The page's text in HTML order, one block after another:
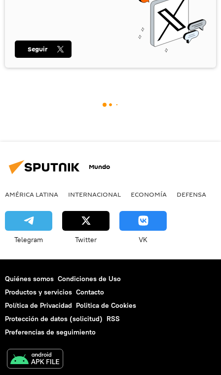
Seguir
Mundo
AMÉRICA LATINA INTERNACIONAL ECONOMÍA DEFENSA
Telegram Twitter VK
Quiénes somos Condiciones de Uso
Productos y servicios Contacto
Política de Privacidad Politica de Cookies
Protección de datos (solicitud) RSS
Preferencias de seguimiento